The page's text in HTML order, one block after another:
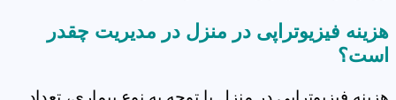
هزینه فیزیوتراپی در منزل در مدیریت چقدر
است؟